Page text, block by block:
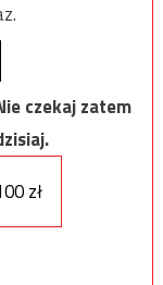
czekaj zatem
zł